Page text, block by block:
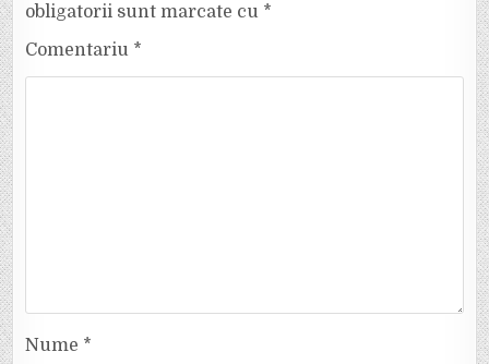
obligatorii sunt marcate cu *
Comentariu *
Nume *